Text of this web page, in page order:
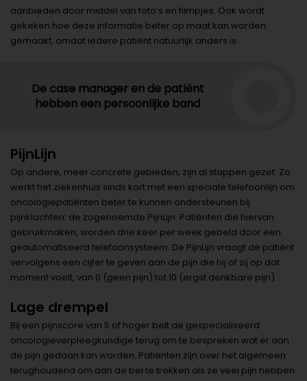
aanbieden door middel van foto’s en filmpjes. Ook wordt
gekeken hoe deze informatie beter op maat kan worden
gemaakt, omdat iedere patiënt natuurlijk anders is.
De case manager en de patiënt
hebben een persoonlijke band
PijnLijn
Op andere, meer concrete gebieden, zijn al stappen gezet. Zo
werkt het ziekenhuis sinds kort met een speciale telefoonlijn om
oncologiepatiënten beter te kunnen ondersteunen bij
pijnklachten: de zogenoemde PijnLijn. Patiënten die hiervan
gebruikmaken, worden drie keer per week gebeld door een
geautomatiseerd telefoonsysteem. De PijnLijn vraagt de patiënt
vervolgens een cijfer te geven aan de pijn die hij of zij op dat
moment voelt, van 0 (geen pijn) tot 10 (ergst denkbare pijn).
Lage drempel
Bij een pijnscore van 5 of hoger belt de gespecialiseerd
oncologieverpleegkundige terug om te bespreken wat er aan
de pijn gedaan kan worden. Patiënten zijn over het algemeen
terughoudend om aan de bel te trekken als ze veel pijn hebben